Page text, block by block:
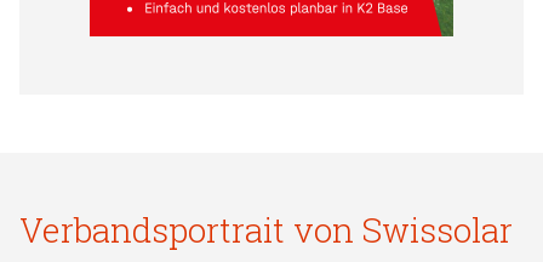
Verbandsportrait von Swissolar